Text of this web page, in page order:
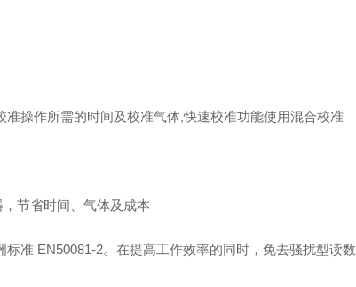
操作所需的时间及校准气体,快速校准功能使用混合校准
节省时间、气体及成本
准 EN50081-2。在提高工作效率的同时，免去骚扰型读数